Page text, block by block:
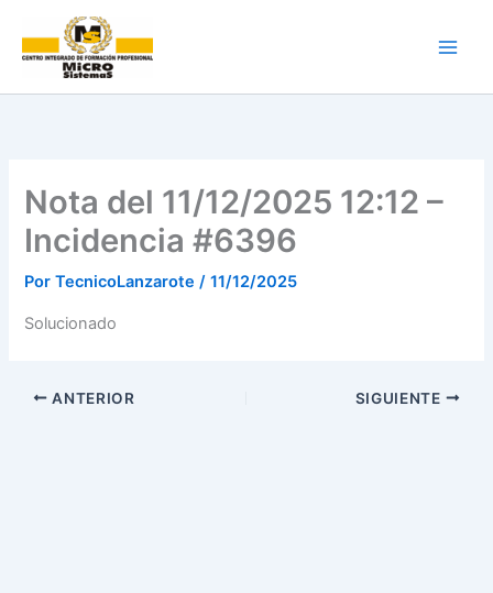
contenido
Nota del 11/12/2025 12:12 –
Incidencia #6396
PorTecnicoLanzarote/11/12/2025
Solucionado
ANTERIOR SIGUIENTE